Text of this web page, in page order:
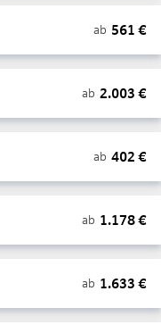
ab 561 €
ab 2.003 €
ab 402 €
ab 1.178€
ab 1.633 €